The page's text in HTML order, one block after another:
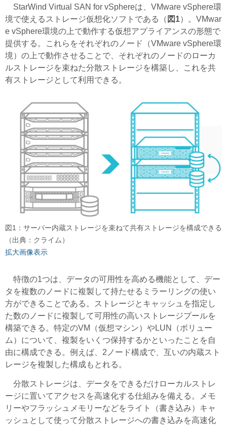
StarWind Virtual SAN for vSphereは、VMware vSphere環
境で使えるストレージ仮想化ソフトである（ 図1）。VMwar
e vSphere環境の上で動作する仮想アプライアンスの形態で
提供する。これらをそれぞれのノード（VMware vSphere環
境）の上で動作させることで、それぞれのノードのローカ
ルストレージを束ねた分散ストレージを構築し、これを共
有ストレージとして利用できる。
図1：サーバー内蔵ストレージを束ねて共有ストレージを構成できる
（出典：クライム）
拡大画像表示
特徴の1つは、データの可用性を高める機能として、デー
タを複数のノードに複製して持たせるミラーリングの使い
方ができることである。ストレージとキャッシュを指定し
た数のノードに複製して可用性の高いストレージプールを
構築できる。特定のVM（仮想マシン）やLUN（ボリュー
ム）について、複製をいくつ保持するかといったことを自
由に構成できる。例えば、2ノード構成で、互いの内蔵スト
レージを複製した構成もとれる。
分散ストレージは、データをできるだけローカルストレ
ージに置いてアクセスを高速化する仕組みを備える。メモ
リーやフラッシュメモリーなどをライト（書き込み）キャ
ッシュとして使って分散ストレージへの書き込みを高速化